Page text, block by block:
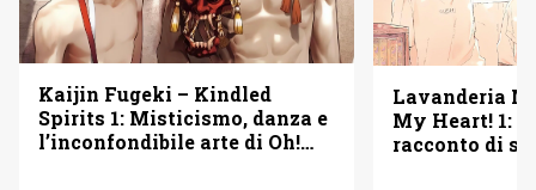
Kaijin Fugeki – Kindled
Spirits 1: Misticismo, danza e
l’inconfondibile arte di Oh!
Lavanderia
My Heart! 1:
racconto di